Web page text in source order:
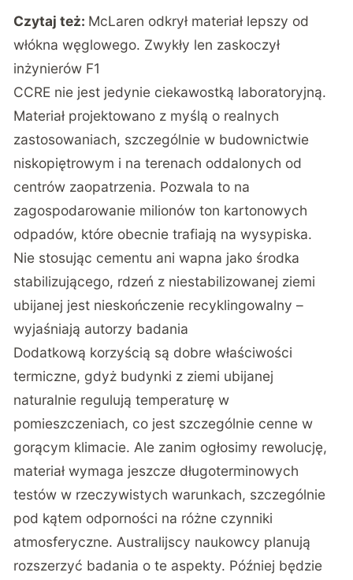
Czytaj też: McLaren odkrył materiał lepszy od
włókna węglowego. Zwykły len zaskoczył
inżynierów F1
CCRE nie jest jedynie ciekawostką laboratoryjną.
Materiał projektowano z myślą o realnych
zastosowaniach, szczególnie w budownictwie
niskopiętrowym i na terenach oddalonych od
centrów zaopatrzenia. Pozwala to na
zagospodarowanie milionów ton kartonowych
odpadów, które obecnie trafiają na wysypiska.
Nie stosując cementu ani wapna jako środka
stabilizującego, rdzeń z niestabilizowanej ziemi
ubijanej jest nieskończenie recyklingowalny –
wyjaśniają autorzy badania
Dodatkową korzyścią są dobre właściwości
termiczne, gdyż budynki z ziemi ubijanej
naturalnie regulują temperaturę w
pomieszczeniach, co jest szczególnie cenne w
gorącym klimacie. Ale zanim ogłosimy rewolucję,
materiał wymaga jeszcze długoterminowych
testów w rzeczywistych warunkach, szczególnie
pod kątem odporności na różne czynniki
atmosferyczne. Australijscy naukowcy planują
rozszerzyć badania o te aspekty. Później będzie